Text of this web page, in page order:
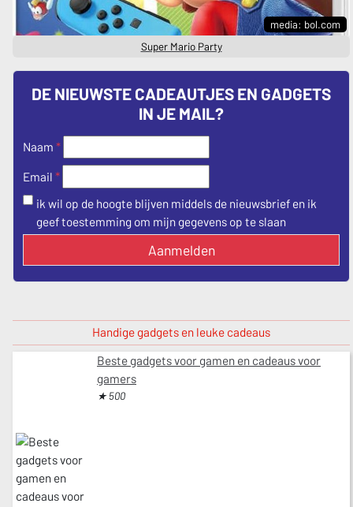
media: bol.com
Super Mario Party
DE NIEUWSTE CADEAUTJES EN GADGETS
IN JE MAIL?
Naam *
Email *
ik wil op de hoogte blijven middels de nieuwsbrief en ik
geef toestemming om mijn gegevens op te slaan
Aanmelden
Handige gadgets en leuke cadeaus
Beste gadgets voor gamen en cadeaus voor
gamers
★ 500